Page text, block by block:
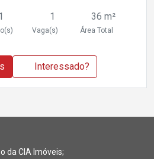
1
Vaga(s)
36 m²
Área Total
Interessado?